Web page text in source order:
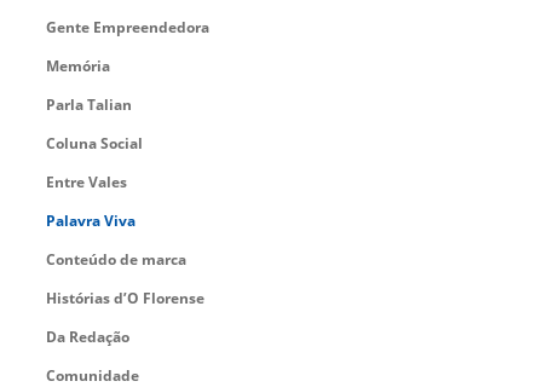
Gente Empreendedora
Memória
Parla Talian
Coluna Social
Entre Vales
Palavra Viva
Conteúdo de marca
Histórias d’O Florense
Da Redação
Comunidade